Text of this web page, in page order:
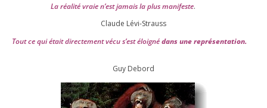
La réa­lité vraie n’est jamais la plus mani­feste.
Claude Lévi-Strauss
Tout ce qui était direc­te­ment vécu s’est éloi­gnédans une repré­sen­ta­tion.
Guy Debord